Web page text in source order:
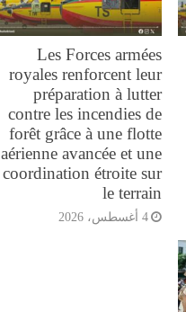
Les Forces armées
royales renforcent leur
préparation à lutter
contre les incendies de
forêt grâce à une flotte
aérienne avancée et une
coordination étroite sur
le terrain
4 أغسطس، 2026